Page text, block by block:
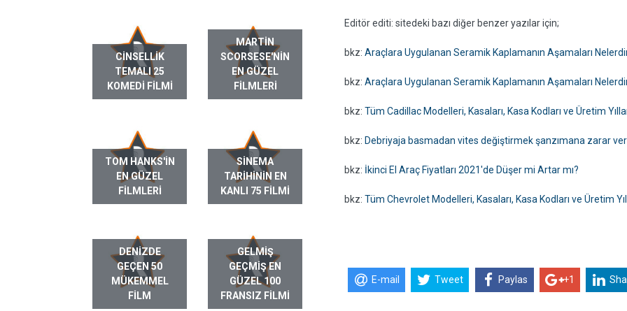
CINSELLIK
TEMALI 25
KOMEDI FILMI
MARTIN
SCORSESE'NIN
EN GÜZEL
FILMLERI
TOM HANKS'IN
EN GÜZEL
FILMLERI
SINEMA
TARIHININ EN
KANLI 75 FILMI
DENIZDE
GEÇEN 50
MÜKEMMEL
FILM
GELMIŞ
GEÇMIŞ EN
GÜZEL 100
FRANSIZ FILMI
Editör editi: sitedeki bazı diğer benzer yazılar için;
bkz: Araçlara Uygulanan Seramik Kaplamanın Aşamaları
bkz: Araçlara Uygulanan Seramik Kaplamanın Aşamaları
bkz: Tüm Cadillac Modelleri, Kasaları, Kasa Kodları ve Üretim
bkz: Debriyaja basmadan vites değiştirmek şanzımana zarar
bkz: İkinci El Araç Fiyatları 2021'de Düşer mi Artar mı?
bkz: Tüm Chevrolet Modelleri, Kasaları, Kasa Kodları ve Üretim
E-mail Tweet Paylas +1